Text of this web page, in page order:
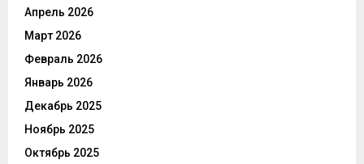
Апрель 2026
Март 2026
Февраль 2026
Январь 2026
Декабрь 2025
Ноябрь 2025
Октябрь 2025